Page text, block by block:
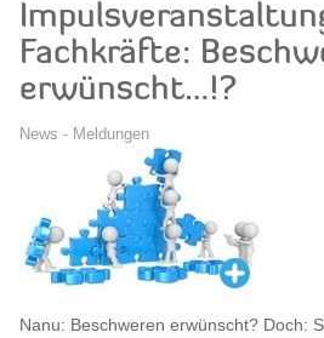
Fachkräfte:
erwünscht…!?
News - Meldungen
Nanu: Beschweren erwünscht? Doch: